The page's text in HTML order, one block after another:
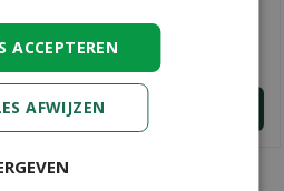
€
ACCEPTEREN
AFWIJZEN